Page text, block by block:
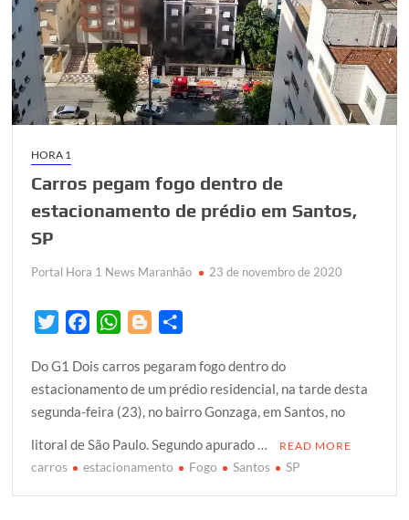
HORA 1
Carros pegam fogo dentro de
estacionamento de prédio em Santos,
SP
Portal Hora 1 News Maranhão 23 de novembro de 2020
i
t
t
e
r
c
e
b
o
o
W
a
t
s
A
p
o
g
g
e
r
a
r
e
Do G1 Dois carros pegaram fogo dentro do
estacionamento de um prédio residencial, na tarde desta
segunda-feira (23), no bairro Gonzaga, em Santos, no
litoral de São Paulo. Segundo apurado …
READ MORE
carros estacionamento Fogo Santos SP